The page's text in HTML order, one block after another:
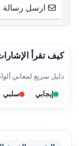
ارسل رسالة
كيف تقرأ
دليل سريع لمعاني
إيجابي سلبي